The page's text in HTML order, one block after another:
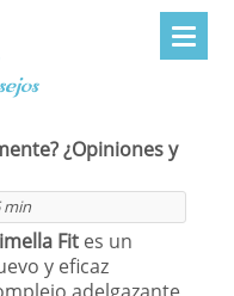
¿Opiniones y
min
Fit es un
y eficaz
adelgazante